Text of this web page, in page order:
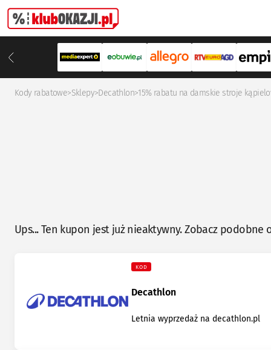
Kody rabatowe>Sklepy>Decathlon>15% rabatu na damskie stroje
Ups... Ten kupon jest już nieaktywny. Zobacz podobne
KOD
Decathlon
Letnia wyprzedaż na decathlon.pl